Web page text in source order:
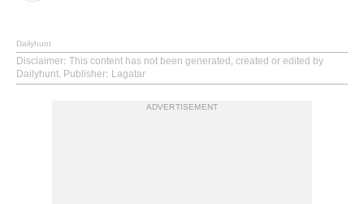
Dailyhunt
Disclaimer: This content has not been generated, created or edited by
Dailyhunt. Publisher: Lagatar
ADVERTISEMENT